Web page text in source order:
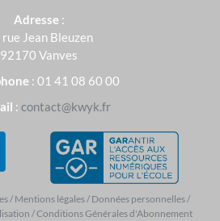
? Identifiez-vous
Adresse :
Jean Bleuzen
92170 Vanves
: 01 41 08 60 00
: contact@kwyk.fr
/Mentions légales/Données personnelles/
/Conditions Générales d'Abonnement